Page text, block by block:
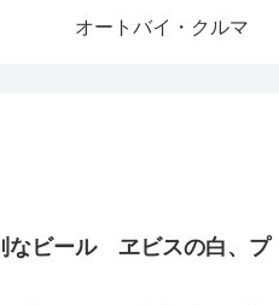
オートバイ・クルマ
なビール ヱビスの白、プ